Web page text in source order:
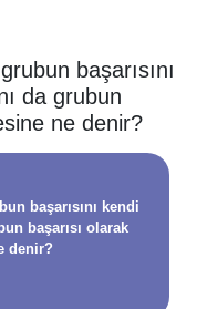
başarısını
da grubun
ne denir?
başarısını kendi
başarısı olarak
denir?